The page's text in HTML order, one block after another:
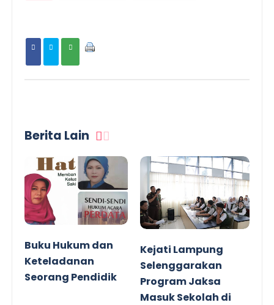
Berita Lain
Buku Hukum dan
Keteladanan
Seorang Pendidik
Kejati Lampung
Selenggarakan
Program Jaksa
Masuk Sekolah di